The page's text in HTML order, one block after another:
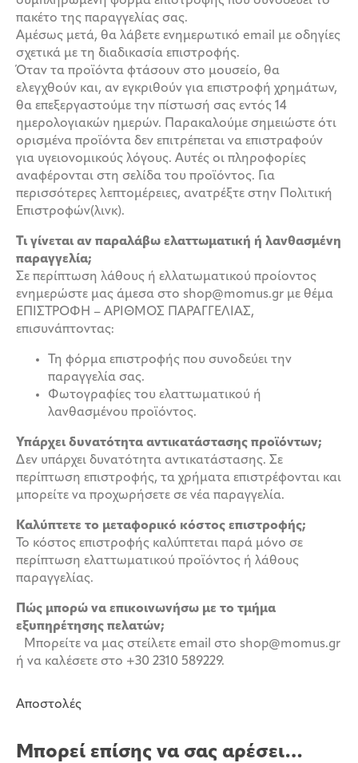
πακέτο της παραγγελίας σας.
Αμέσως μετά, θα λάβετε ενημερωτικό email με οδηγίες
σχετικά με τη διαδικασία επιστροφής.
Όταν τα προϊόντα φτάσουν στο μουσείο, θα
ελεγχθούν και, αν εγκριθούν για επιστροφή χρημάτων,
θα επεξεργαστούμε την πίστωσή σας εντός 14
ημερολογιακών ημερών. Παρακαλούμε σημειώστε ότι
ορισμένα προϊόντα δεν επιτρέπεται να επιστραφούν
για υγειονομικούς λόγους. Αυτές οι πληροφορίες
αναφέρονται στη σελίδα του προϊόντος. Για
περισσότερες λεπτομέρειες, ανατρέξτε στην Πολιτική
Επιστροφών(λινκ).
Τι γίνεται αν παραλάβω ελαττωματική ή λανθασμένη
παραγγελία;
Σε περίπτωση λάθους ή ελλατωματικού προίοντος
ενημερώστε μας άμεσα στο shop@momus.gr με θέμα
ΕΠΙΣΤΡΟΦΗ – ΑΡΙΘΜΟΣ ΠΑΡΑΓΓΕΛΙΑΣ,
επισυνάπτοντας:
Τη φόρμα επιστροφής που συνοδεύει την
παραγγελία σας.
Φωτογραφίες του ελαττωματικού ή
λανθασμένου προϊόντος.
Υπάρχει δυνατότητα αντικατάστασης προϊόντων;
Δεν υπάρχει δυνατότητα αντικατάστασης. Σε
περίπτωση επιστροφής, τα χρήματα επιστρέφονται και
μπορείτε να προχωρήσετε σε νέα παραγγελία.
Καλύπτετε το μεταφορικό κόστος επιστροφής;
Το κόστος επιστροφής καλύπτεται παρά μόνο σε
περίπτωση ελαττωματικού προϊόντος ή λάθους
παραγγελίας.
Πώς μπορώ να επικοινωνήσω με το τμήμα
εξυπηρέτησης πελατών;
Μπορείτε να μας στείλετε email στο shop@momus.gr
ή να καλέσετε στο +30 2310 589229.
Αποστολές
Μπορεί επίσης να σας αρέσει…